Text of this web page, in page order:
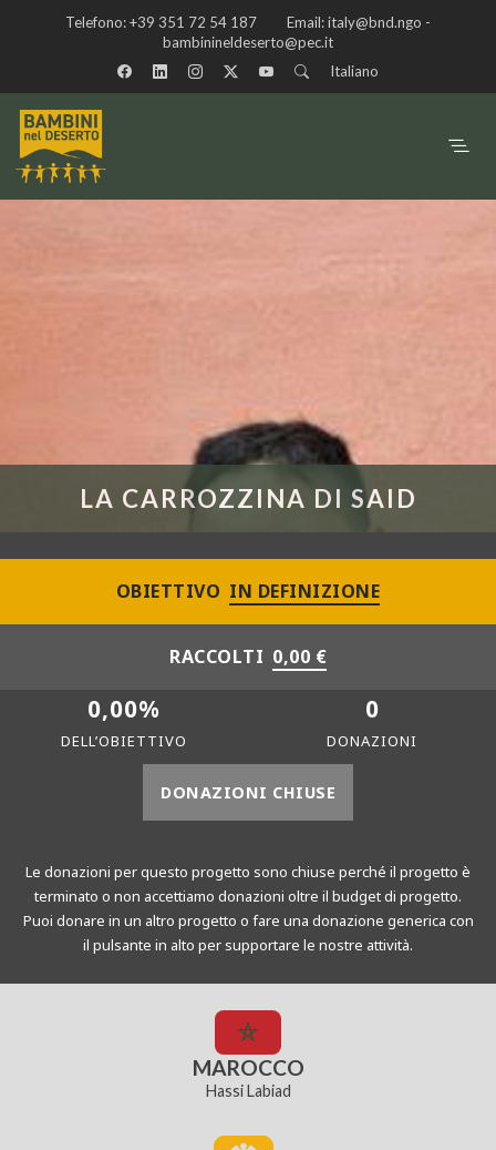
Telefono:+39 351 72 54 187 Email:italy@bnd.ngo -
bambinineldeserto@pec.it
Italiano
LA CARROZZINA DI SAID
OBIETTIVO IN DEFINIZIONE
RACCOLTI 0,00 €
0,00%
DELL’OBIETTIVO
0
DONAZIONI
DONAZIONI CHIUSE
Le donazioni per questo progetto sono chiuse perché il progetto è
terminato o non accettiamo donazioni oltre il budget di progetto.
Puoi donare in un altro progetto o fare una donazione generica con
il pulsante in alto per supportare le nostre attività.
MAROCCO
Hassi Labiad